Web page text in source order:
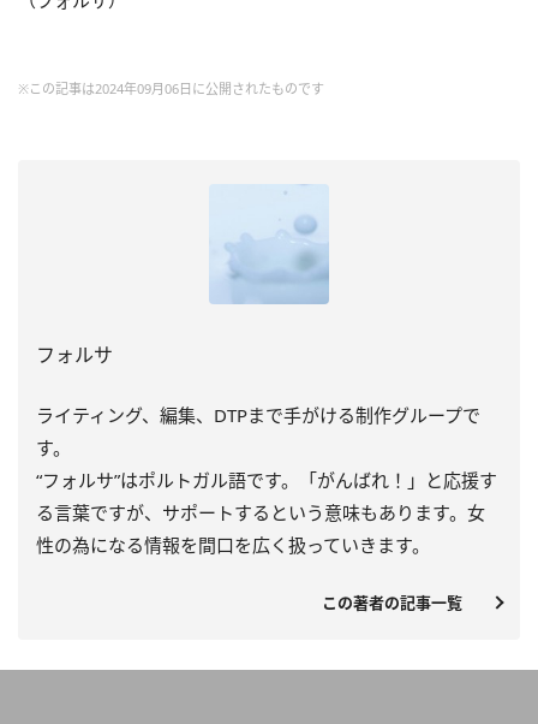
※この記事は2024年09月06日に公開されたものです
フォルサ
ライティング、編集、DTPまで手がける制作グループで
す。
“フォルサ”はポルトガル語です。「がんばれ！」と応援す
る言葉ですが、サポートするという意味もあります。女
性の為になる情報を間口を広く扱っていきます。
この著者の記事一覧